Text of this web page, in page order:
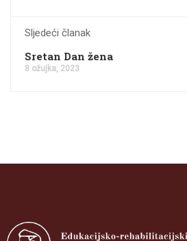
Sljedeći članak
Sretan Dan žena
8 ožujka, 2023